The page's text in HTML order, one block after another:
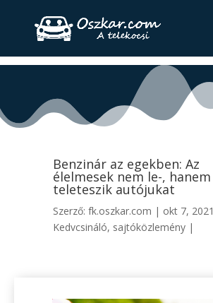
Benzinár az egekben: Az
élelmesek nem le-, hanem
teleteszik autójukat
Szerző: fk.oszkar.com | okt 7, 2021
Kedvcsináló, sajtóközlemény|